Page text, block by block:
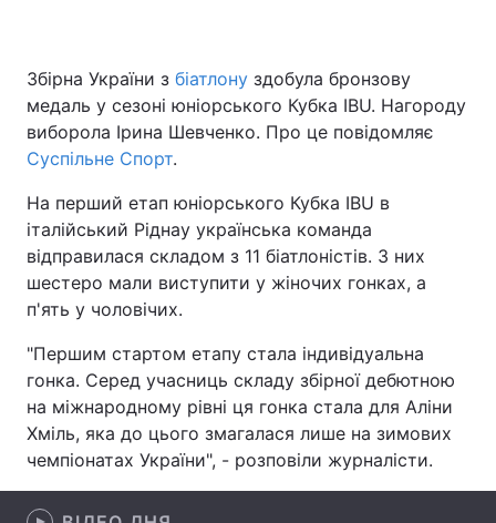
Головна Війна
Україна Політика
Спорт Наука
Техно і зв'язок Лайт
Здоров'я Туризм
Цікавинки Погода
Збірна України з біатлону здобула бронзову
медаль у сезоні юніорського Кубка IBU. Нагороду
виборола Ірина Шевченко. Про це повідомляє
Суспільне Спорт.
На перший етап юніорського Кубка IBU в
італійський Ріднау українська команда
відправилася складом з 11 біатлоністів. З них
шестеро мали виступити у жіночих гонках, а
п'ять у чоловічих.
"Першим стартом етапу стала індивідуальна
гонка. Серед учасниць складу збірної дебютною
на міжнародному рівні ця гонка стала для Аліни
Хміль, яка до цього змагалася лише на зимових
чемпіонатах України", - розповіли журналісти.